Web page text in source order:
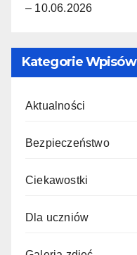
– 10.06.2026
Kategorie Wpisów
Aktualności
Bezpieczeństwo
Ciekawostki
Dla uczniów